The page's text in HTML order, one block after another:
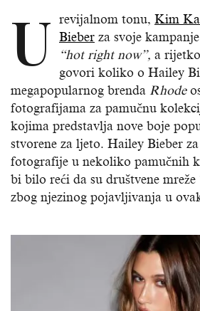
U revijalnom tonu, Kim
Bieber za svoje
“hot right now”, a
govori koliko o Hailey
megapopularnog brenda Rhode
fotografijama za pamučnu
kojima predstavlja nove boje
stvorene za ljeto. Hailey Bieber za
fotografije u nekoliko pamučnih
bi bilo reći da su društvene mreže
zbog njezinog pojavljivanja u